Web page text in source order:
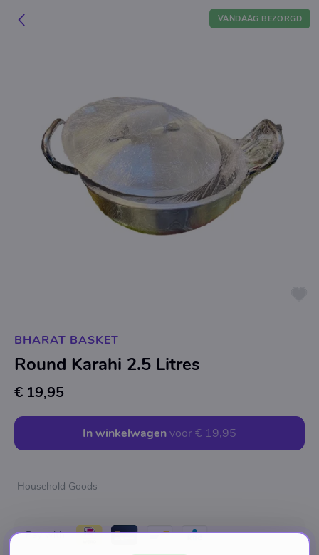
VANDAAG BEZORGD
BHARAT BASKET
Round Karahi 2.5 Litres
€ 19,95
In winkelwagenvoor€ 19,95
Household Goods
Pay with